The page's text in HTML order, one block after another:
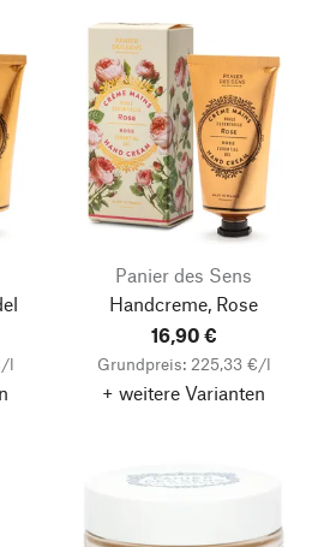
l
Panier des Sens
Handcreme, Rose
16,90 €
Grundpreis: 225,33 €/l
+ weitere Varianten